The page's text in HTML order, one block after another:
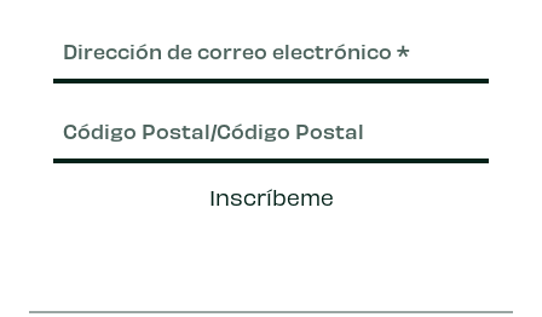
electrónico(Requerido)
Postal/CódigoInscríbeme